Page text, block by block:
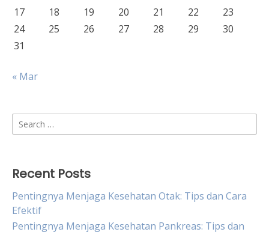
17
18 19 20 21 22
23
24
25 26 27 28 29
30
31
« Mar
Search
for:
Recent Posts
Pentingnya Menjaga Kesehatan Otak: Tips dan Cara
Efektif
Pentingnya Menjaga Kesehatan Pankreas: Tips dan